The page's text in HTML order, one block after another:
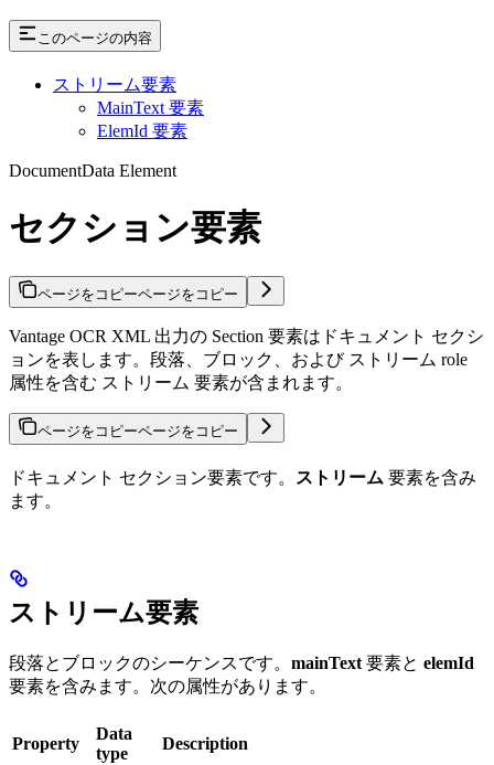
このページの内容
ストリーム要素
MainText 要素
ElemId 要素
DocumentData Element
セクション要素
ページをコピーページをコピー
Vantage OCR XML 出力の Section 要素はドキュメント セクシ
ョンを表します。段落、ブロック、および ストリーム role
属性を含む ストリーム 要素が含まれます。
ページをコピーページをコピー
ドキュメント セクション要素です。 ストリーム 要素を含み
ます。
ストリーム要素
段落とブロックのシーケンスです。 mainText 要素と elemId
要素を含みます。次の属性があります。
Property
Data
type
Description